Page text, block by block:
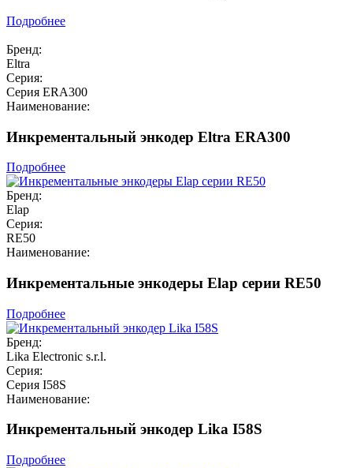
Подробнее
Бренд:
Eltra
Серия:
Серия ERA300
Наименование:
Инкрементальный энкодер Eltra ERA300
Подробнее
Бренд:
Elap
Серия:
RE50
Наименование:
Инкрементальные энкодеры Elap серии RE50
Подробнее
Бренд:
Lika Electronic s.r.l.
Серия:
Серия I58S
Наименование:
Инкрементальный энкодер Lika I58S
Подробнее